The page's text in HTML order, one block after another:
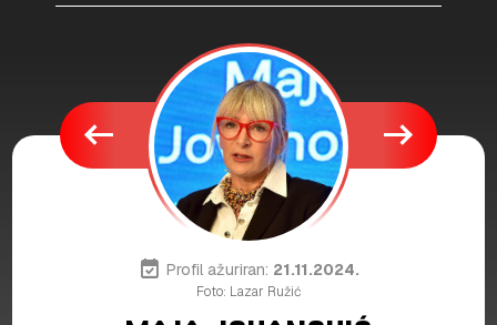
west east
event_available Profil ažuriran: 21.11.2024.
Foto: Lazar Ružić